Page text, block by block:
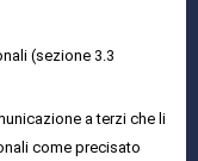
(sezione 3.3
a terzi che li
come precisato